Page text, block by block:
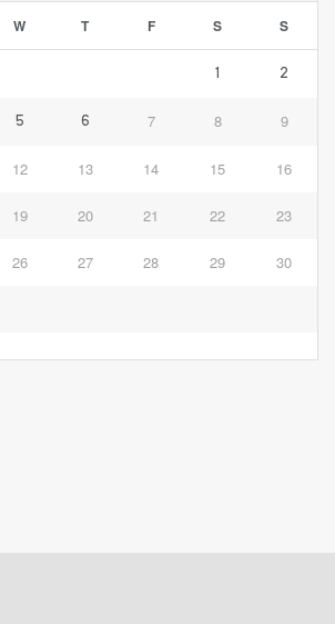
W T F S S
1 2
5 6 7 8 9
12 13 14 15 16
19 20 21 22 23
26 27 28 29 30